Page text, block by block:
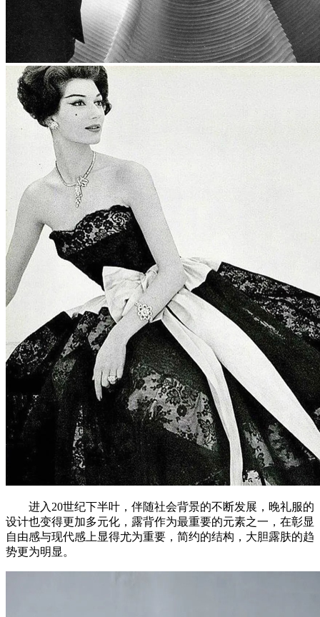
进入20世纪下半叶，伴随社会背景的不断发展，晚礼服的
设计也变得更加多元化，露背作为最重要的元素之一，在彰显
自由感与现代感上显得尤为重要，简约的结构，大胆露肤的趋
势更为明显。